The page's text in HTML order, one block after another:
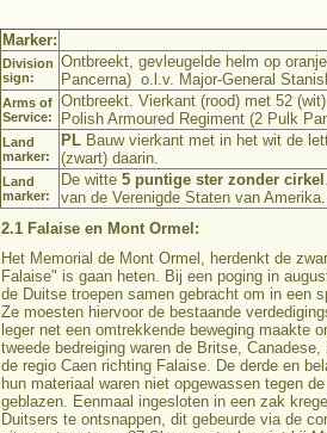
Marker:
Division
sign:
Ontbreekt, gevleugelde helm op
Pancerna) o.l.v. Major-General
Arms of
Service:
Ontbreekt. Vierkant (rood) met 52
Polish Armoured Regiment (2 Pulk
Land
marker:
PL Bauw vierkant met in het wit de
(zwart) daarin.
Land
marker:
De witte 5 puntige ster zonder cirkel
van de Verenigde Staten van
2.1 Falaise en Mont Ormel:
Het Memorial de Mont Ormel, herdenkt de
Falaise" is gaan heten. Bij een poging in
de Duitse troepen samen gebracht om in een
Ze moesten hiervoor de bestaande
leger net een omtrekkende beweging maakte
tweede bedreiging waren de Britse,
de regio Caen richting Falaise. De derde en
hun materiaal waren niet opgewassen tegen
geblazen. Eenmaal ingesloten in een zak
Duitsers te ontsnappen, dit gebeurde via de